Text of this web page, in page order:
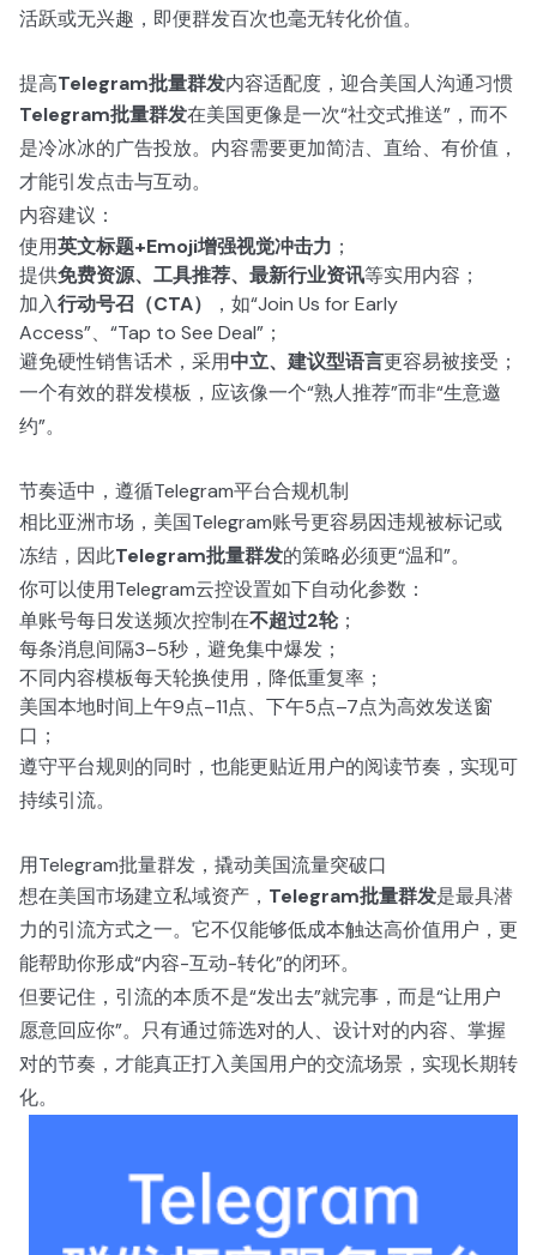
活跃或无兴趣，即便群发百次也毫无转化价值。
提高Telegram批量群发内容适配度，迎合美国人沟通习惯
Telegram批量群发在美国更像是一次“社交式推送”，而不
是冷冰冰的广告投放。内容需要更加简洁、直给、有价值，
才能引发点击与互动。
内容建议：
使用英文标题+Emoji增强视觉冲击力 ；
提供免费资源、工具推荐、最新行业资讯等实用内容；
加入行动号召（CTA）
，如“Join Us for Early
Access”、“Tap to See Deal”；
避免硬性销售话术，采用中立、建议型语言更容易被接受；
一个有效的群发模板，应该像一个“熟人推荐”而非“生意邀
约”。
节奏适中，遵循Telegram平台合规机制
相比亚洲市场，美国Telegram账号更容易因违规被标记或
冻结，因此Telegram批量群发的策略必须更“温和”。
你可以使用Telegram云控设置如下自动化参数：
单账号每日发送频次控制在不超过2轮；
每条消息间隔3–5秒，避免集中爆发；
不同内容模板每天轮换使用，降低重复率；
美国本地时间上午9点–11点、下午5点–7点为高效发送窗
口；
遵守平台规则的同时，也能更贴近用户的阅读节奏，实现可
持续引流。
用Telegram批量群发，撬动美国流量突破口
想在美国市场建立私域资产， Telegram批量群发是最具潜
力的引流方式之一。它不仅能够低成本触达高价值用户，更
能帮助你形成“内容-互动-转化”的闭环。
但要记住，引流的本质不是“发出去”就完事，而是“让用户
愿意回应你”。只有通过筛选对的人、设计对的内容、掌握
对的节奏，才能真正打入美国用户的交流场景，实现长期转
化。